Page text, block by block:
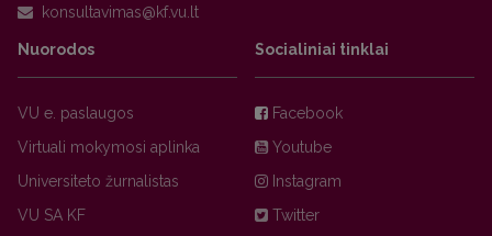
Nuorodos
VU e. paslaugos
Virtuali mokymosi aplinka
Universiteto žurnalistas
VU SA KF
Socialiniai tinklai
Facebook
Youtube
Instagram
Twitter